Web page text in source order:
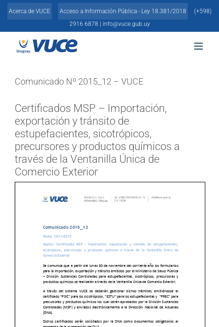
Skip
Acerca de VUCE Acceso a Información Pública - Ley 18.381/2018
(+598)
2916 6878 |
info@vuce.gub.uy
Comunicado Nº 2015_12 – VUCE
Certificados MSP – Importación,
exportación y tránsito de
estupefacientes, sicotrópicos,
precursores y productos químicos a
través de la Ventanilla Única de
Comercio Exterior